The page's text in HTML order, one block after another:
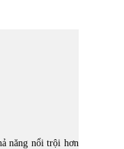
năng nổi trội hơn